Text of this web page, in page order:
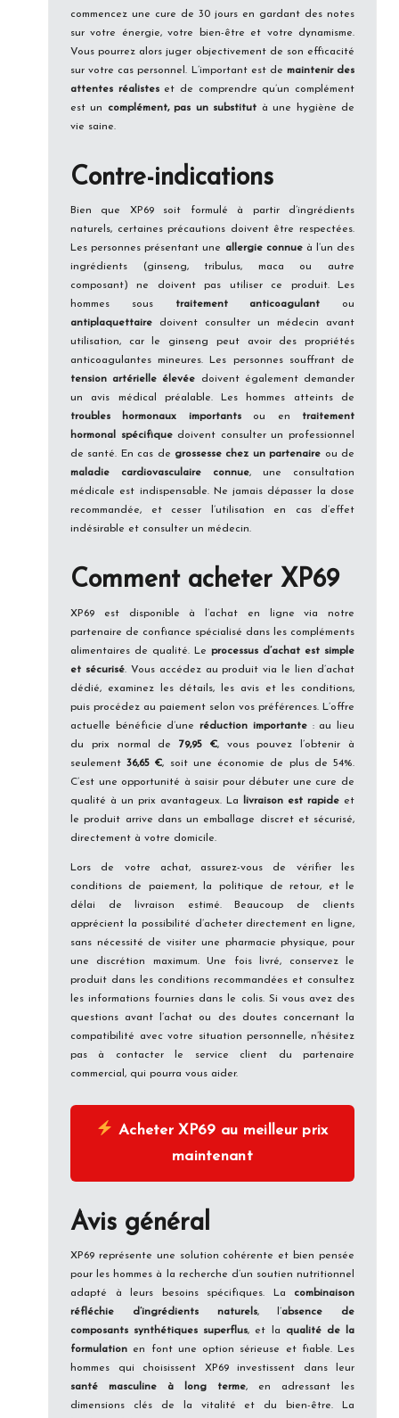
commencez une cure de 30 jours en gardant des notes
sur votre énergie, votre bien-être et votre dynamisme.
Vous pourrez alors juger objectivement de son efficacité
sur votre cas personnel. L’important est de maintenir des
attentes réalisteset de comprendre qu’un complément
est un complément, pas un substitut à une hygiène de
vie saine.
Contre-indications
Bien que XP69 soit formulé à partir d’ingrédients
naturels, certaines précautions doivent être respectées.
Les personnes présentant une allergie connueà l’un des
ingrédients (ginseng, tribulus, maca ou autre
composant) ne doivent pas utiliser ce produit. Les
hommes sous
traitement anticoagulant ou
antiplaquettaire doivent consulter un médecin avant
utilisation, car le ginseng peut avoir des propriétés
anticoagulantes mineures. Les personnes souffrant de
tension artérielle élevée doivent également demander
un avis médical préalable. Les hommes atteints de
troubles hormonaux importantsou en traitement
hormonal spécifiquedoivent consulter un professionnel
de santé. En cas de grossesse chez un partenaire ou de
maladie cardiovasculaire connue, une consultation
médicale est indispensable. Ne jamais dépasser la dose
recommandée, et cesser l’utilisation en cas d’effet
indésirable et consulter un médecin.
Comment acheter XP69
XP69 est disponible à l’achat en ligne via notre
partenaire de confiance spécialisé dans les compléments
alimentaires de qualité. Le processus d’achat est simple
et sécurisé. Vous accédez au produit via le lien d’achat
dédié, examinez les détails, les avis et les conditions,
puis procédez au paiement selon vos préférences. L’offre
actuelle bénéficie d’uneréduction importante: au lieu
du prix normal de79,95 €, vous pouvez l’obtenir à
seulement36,65 €, soit une économie de plus de 54%.
C’est une opportunité à saisir pour débuter une cure de
qualité à un prix avantageux. La
livraison est rapide et
le produit arrive dans un emballage discret et sécurisé,
directement à votre domicile.
Lors de votre achat, assurez-vous de vérifier les
conditions de paiement, la politique de retour, et le
délai de livraison estimé. Beaucoup de clients
apprécient la possibilité d’acheter directement en ligne,
sans nécessité de visiter une pharmacie physique, pour
une discrétion maximum. Une fois livré, conservez le
produit dans les conditions recommandées et consultez
les informations fournies dans le colis. Si vous avez des
questions avant l’achat ou des doutes concernant la
compatibilité avec votre situation personnelle, n’hésitez
pas à contacter le service client du partenaire
commercial, qui pourra vous aider.
Acheter XP69 au meilleur prix
maintenant
Avis général
XP69 représente une solution cohérente et bien pensée
pour les hommes à la recherche d’un soutien nutritionnel
adapté à leurs besoins spécifiques. La combinaison
réfléchie d’ingrédients naturels, l’absence de
composants synthétiques superflus, et la
qualité de la
formulation en font une option sérieuse et fiable. Les
hommes qui choisissent XP69 investissent dans leur
santé masculine à long terme, en adressant les
dimensions clés de la vitalité et du bien-être. La